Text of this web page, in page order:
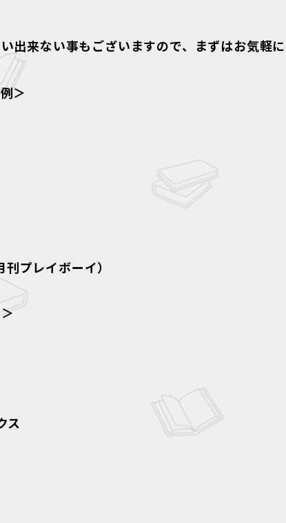
出来ない事もございますので、まずはお気軽に
＞
プレイボーイ）
ス